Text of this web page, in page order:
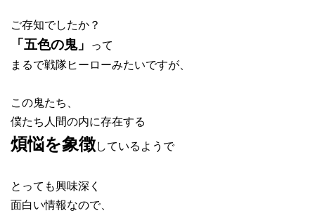
ご存知でしたか？
「五色の鬼」 って
まるで戦隊ヒーローみたいですが、
この鬼たち、
僕たち人間の内に存在する
煩悩を象徴しているようで
とっても興味深く
面白い情報なので、